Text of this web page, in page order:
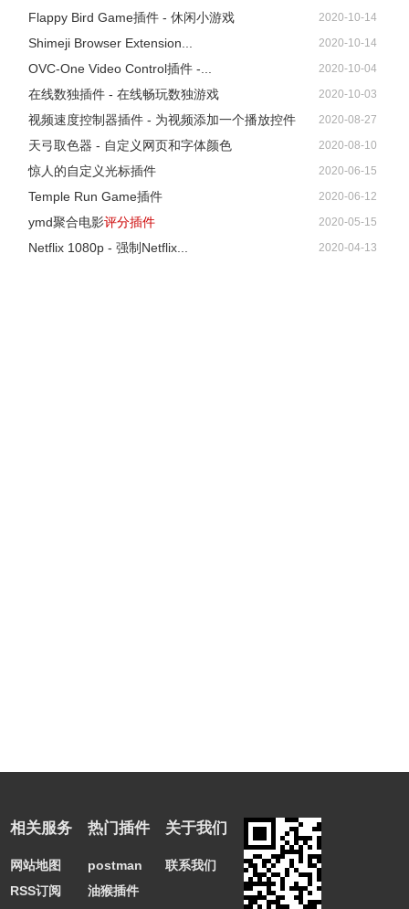
Flappy Bird Game插件 - 休闲小游戏 2020-10-14
Shimeji Browser Extension... 2020-10-14
OVC-One Video Control插件 -... 2020-10-04
在线数独插件 - 在线畅玩数独游戏 2020-10-03
视频速度控制器插件 - 为视频添加一个播放控件 2020-08-27
天弓取色器 - 自定义网页和字体颜色 2020-08-10
惊人的自定义光标插件 2020-06-15
Temple Run Game插件 2020-06-12
ymd聚合电影评分插件 2020-05-15
Netflix 1080p - 强制Netflix... 2020-04-13
相关服务
网站地图
RSS订阅
热门插件
postman
油猴插件
关于我们
联系我们